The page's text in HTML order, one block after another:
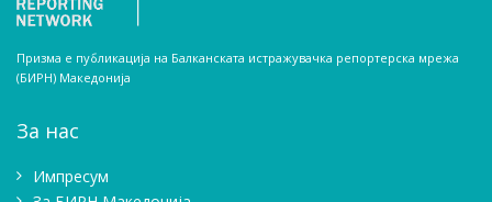
Призма е публикација на Балканската истражувачка репортерска мрежа
(БИРН) Македонија
За нас
Импресум